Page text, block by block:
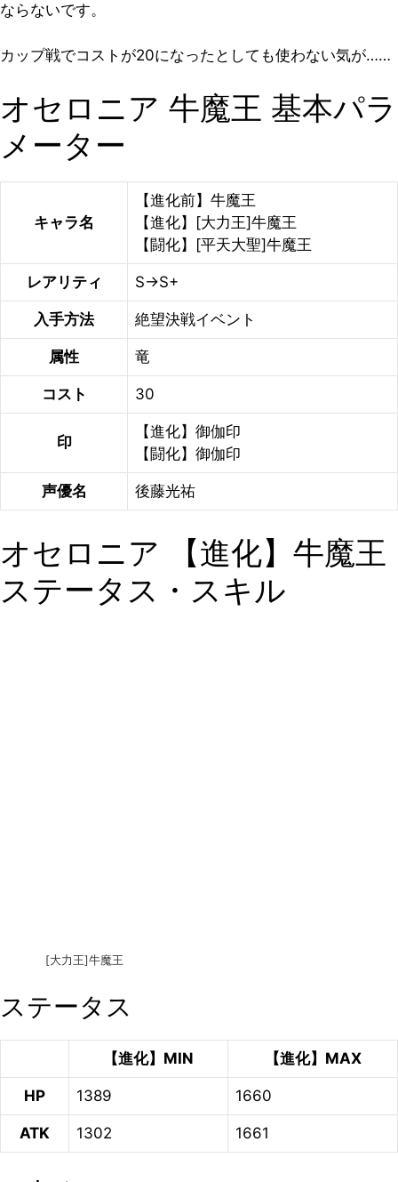
ならないです。
カップ戦でコストが20になったとしても使わない気が……
オセロニア 牛魔王 基本パラ
メーター
キャラ名
【進化前】牛魔王
【進化】[大力王]牛魔王
【闘化】[平天大聖]牛魔王
レアリティ S→S+
入手方法 絶望決戦イベント
属性 竜
コスト 30
印
【進化】御伽印
【闘化】御伽印
声優名 後藤光祐
オセロニア 【進化】牛魔王
ステータス・スキル
[大力王]牛魔王
ステータス
【進化】MIN 【進化】MAX
HP 1389 1660
ATK 1302 1661